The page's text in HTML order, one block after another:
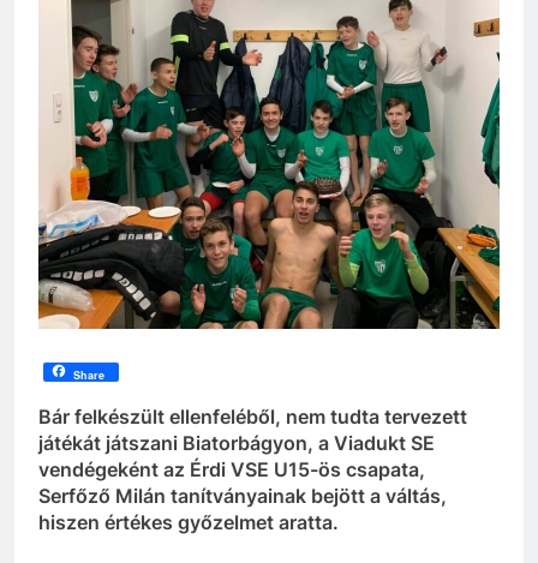
Share
Bár felkészült ellenfeléből, nem tudta tervezett
játékát játszani Biatorbágyon, a Viadukt SE
vendégeként az Érdi VSE U15-ös csapata,
Serfőző Milán tanítványainak bejött a váltás,
hiszen értékes győzelmet aratta.